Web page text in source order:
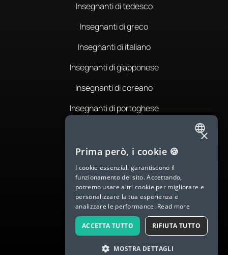
Insegnanti di tedesco
Insegnanti di greco
Insegnanti di italiano
Insegnanti di giapponese
Insegnanti di coreano
Insegnanti di portoghese
Insegnanti di russo
Insegnanti di spagnolo
Insegnanti di svedese
Insegnanti di thai
ENGLISH
SPANISH
FRENCH
GERMAN
ITALIAN
CHINESE (SIMPLIFIED)
DANISH
×
Prima però, i cookie 🍪
I cookie essenziali garantiscono il
funzionamento del sito. Accettando,
potremo usare altri cookie per migliorare e
personalizzare la tua esperienza e
analizzare le performance. Read more
ACCETTA TUTTO RIFIUTA TUTTO
MOSTRA DETTAGLI